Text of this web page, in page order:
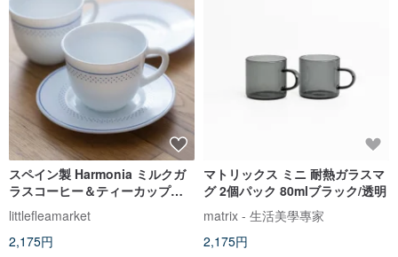
スペイン製 Harmonia ミルクガ
ラスコーヒー＆ティーカップ＆
ソーサーセット 未使用品（デッ
ドストック）台湾送料無料
littlefleamarket
2,175円
マトリックス ミニ 耐熱ガラスマ
グ 2個パック 80mlブラック/透明
matrix - 生活美學專家
2,175円